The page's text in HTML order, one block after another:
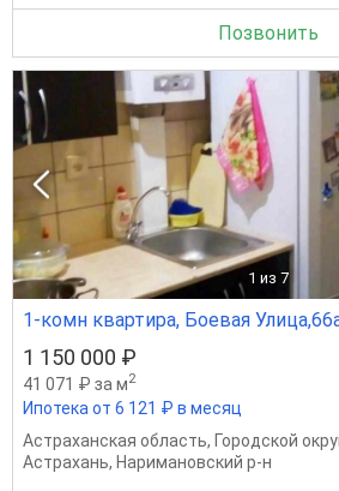
Позвонить
1 из 7
1-комн квартира, Боевая
1 150 000 ₽
41 071 ₽ за м2
Ипотека от 6 121 ₽ в месяц
Астраханская область, Городской
Астрахань, Наримановский р-н